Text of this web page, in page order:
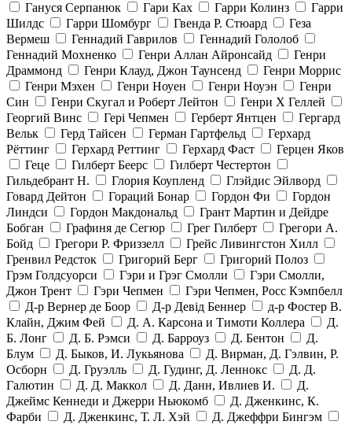
Гануся Серпанюк
Гари Ках Гарри Колинз
Гарри
Шилдс
Гарри Шомбург Гвенда Р. Стюард
Геза
Вермеш
Геннадий Гаврилов
Геннадий Гололоб
Геннадий Мохненко
Генри Аллан Айронсайд
Генри
Драммонд
Генри Клауд, Джон Таунсенд
Генри Моррис
Генри Мэхен
Генри Ноуен Генри Ноуэн
Генри
Син
Генри Скугал и Роберт Лейтон
Генри Х Геллей
Георгий Винс
Гері Чепмен Герберт Янтцен
Гергард
Вельк
Герд Тайсен Герман Гартфельд
Герхард
Рёттинг
Герхард Реттинг Герхард Фаст
Герцен Яков
Геце
Гилберт Беерс
Гилберт Честертон
Гильдебрант Н.
Глория Коупленд
Глэйдис Эйлворд
Говард Дейтон
Гораций Бонар Гордон Фи
Гордон
Линдси
Гордон Макдональд
Грант Мартин и Дейдре
Бобган
Графиня де Сегюр Грег Гилберт
Грегори А.
Бойд
Грегори Р. Фриззелл
Грейс Ливингстон Хилл
Гренвил Редсток
Григорий Берг
Григорий Полоз
Грэм Голдсуорси
Гэри и Грэг Смолли
Гэри Смолли,
Джон Трент
Гэри Чепмен
Гэри Чепмен, Росс Кэмпбелл
Д-р Вернер де Боор
Д-р Девід Беннер
д-р Фостер В.
Клайн, Джим Фей
Д. А. Карсона и Тимоти Коллера
Д.
Б. Лонг
Д. Б. Рэмси Д. Барроуз Д. Бентон
Д.
Блум
Д. Быков, И. Лукьянова
Д. Вирман, Д. Гэлвин, Р.
Осборн
Д. Груэлль Д. Гудинг, Д. Леннокс
Д. Д.
Галютин
Д. Д. Маккол Д. Данн, Ивлиев И.
Д.
Джеймс Кеннеди и Джерри Ньюкомб
Д. Дженкинс, К.
Фарби
Д. Дженкинс, Т. Л. Хэй
Д. Джеффри Бингэм